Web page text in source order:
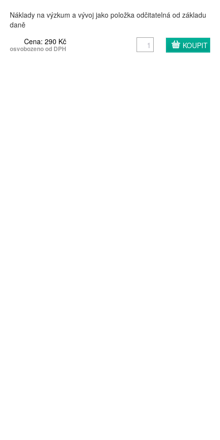
Náklady na výzkum a vývoj jako položka odčitatelná od základu
daně
Cena: 290 Kč
osvobozeno od DPH